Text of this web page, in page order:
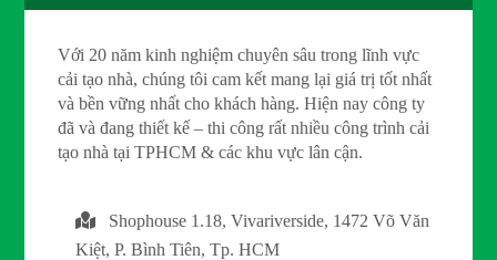
Với 20 năm kinh nghiệm chuyên sâu trong lĩnh vực
cải tạo nhà, chúng tôi cam kết mang lại giá trị tốt nhất
và bền vững nhất cho khách hàng. Hiện nay công ty
đã và đang thiết kế – thi công rất nhiều công trình cải
tạo nhà tại TPHCM & các khu vực lân cận.
Shophouse 1.18, Vivariverside, 1472 Võ Văn
Kiệt, P. Bình Tiên, Tp. HCM